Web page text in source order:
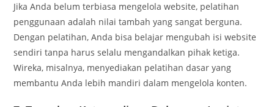
Jika Anda belum terbiasa mengelola website, pelatihan
penggunaan adalah nilai tambah yang sangat berguna.
Dengan pelatihan, Anda bisa belajar mengubah isi website
sendiri tanpa harus selalu mengandalkan pihak ketiga.
Wireka, misalnya, menyediakan pelatihan dasar yang
membantu Anda lebih mandiri dalam mengelola konten.